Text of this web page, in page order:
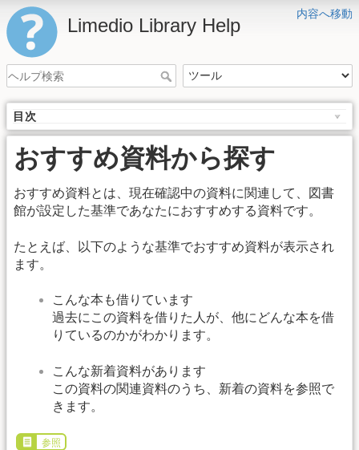
内容へ移動
Limedio Library Help
目次
おすすめ資料から探す
おすすめ資料とは、現在確認中の資料に関連して、図書
館が設定した基準であなたにおすすめする資料です。
たとえば、以下のような基準でおすすめ資料が表示され
ます。
こんな本も借りています
過去にこの資料を借りた人が、他にどんな本を借
りているのかがわかります。
こんな新着資料があります
この資料の関連資料のうち、新着の資料を参照で
きます。
参照